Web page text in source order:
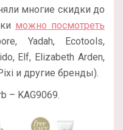
многие скидки до
можно посмотреть
Yadah, Ecotools,
Elf, Elizabeth Arden,
и другие бренды).
– KAG9069.